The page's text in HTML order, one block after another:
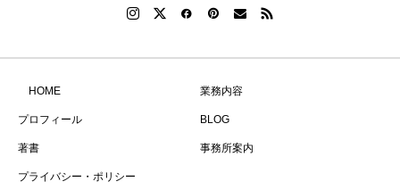
HOME 業務内容
プロフィール BLOG
著書 事務所案内
プライバシー・ポリシー